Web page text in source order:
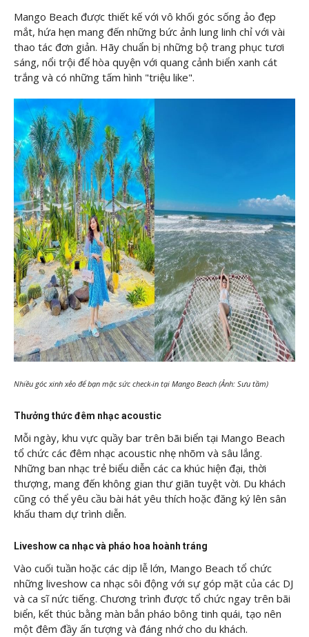
Mango Beach được thiết kế với vô khối góc sống ảo đẹp
mắt, hứa hẹn mang đến những bức ảnh lung linh chỉ với vài
thao tác đơn giản. Hãy chuẩn bị những bộ trang phục tươi
sáng, nổi trội để hòa quyện với quang cảnh biển xanh cát
trắng và có những tấm hình "triệu like".
Nhiều góc xinh xẻo để bạn mặc sức check-in tại Mango Beach (Ảnh: Sưu tầm)
Thưởng thức đêm nhạc acoustic
Mỗi ngày, khu vực quầy bar trên bãi biển tại Mango Beach
tổ chức các đêm nhạc acoustic nhẹ nhõm và sâu lắng.
Những ban nhạc trẻ biểu diễn các ca khúc hiện đại, thời
thượng, mang đến không gian thư giãn tuyệt vời. Du khách
cũng có thể yêu cầu bài hát yêu thích hoặc đăng ký lên sân
khấu tham dự trình diễn.
Liveshow ca nhạc và pháo hoa hoành tráng
Vào cuối tuần hoặc các dịp lễ lớn, Mango Beach tổ chức
những liveshow ca nhạc sôi động với sự góp mặt của các DJ
và ca sĩ nức tiếng. Chương trình được tổ chức ngay trên bãi
biển, kết thúc bằng màn bắn pháo bông tinh quái, tạo nên
một đêm đầy ấn tượng và đáng nhớ cho du khách.